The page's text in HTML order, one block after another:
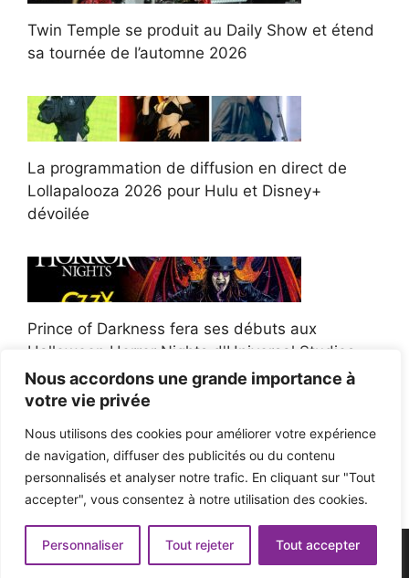
Nous accordons une grande importance à
votre vie privée
Nous utilisons des cookies pour améliorer votre expérience
de navigation, diffuser des publicités ou du contenu
personnalisés et analyser notre trafic. En cliquant sur "Tout
accepter", vous consentez à notre utilisation des cookies.
Personnaliser Tout rejeter Tout accepter
Twin Temple se produit au Daily Show et étend
sa tournée de l’automne 2026
La programmation de diffusion en direct de
Lollapalooza 2026 pour Hulu et Disney+
dévoilée
Prince of Darkness fera ses débuts aux
Halloween Horror Nights d'Universal Studios
Afroman poursuit un policier de l'Ohio après la
victoire du jury en diffamation
© 2026 - Pop'n Music -